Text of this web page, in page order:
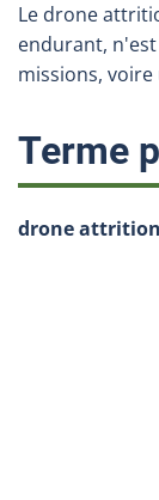
Le drone
endurant,
missions,
Terme
drone